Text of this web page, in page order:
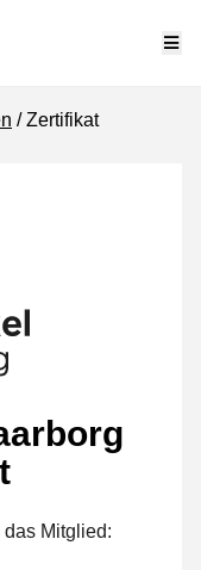
Zertifikat
Mitglied: